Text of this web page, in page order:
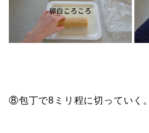
⑧包丁で8ミリ程に切っていく。